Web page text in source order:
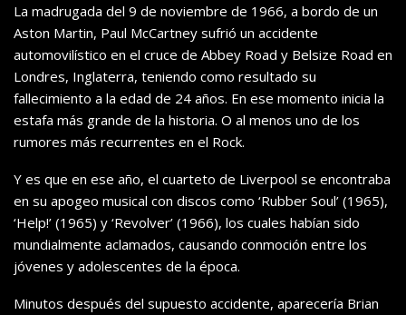
La madrugada del 9 de noviembre de 1966, a bordo de un
Aston Martin, Paul McCartney sufrió un accidente
automovilístico en el cruce de Abbey Road y Belsize Road en
Londres, Inglaterra, teniendo como resultado su
fallecimiento a la edad de 24 años. En ese momento inicia la
estafa más grande de la historia. O al menos uno de los
rumores más recurrentes en el Rock.
Y es que en ese año, el cuarteto de Liverpool se encontraba
en su apogeo musical con discos como ‘Rubber Soul’ (1965),
‘Help!’ (1965) y ‘Revolver’ (1966), los cuales habían sido
mundialmente aclamados, causando conmoción entre los
jóvenes y adolescentes de la época.
Minutos después del supuesto accidente, aparecería Brian